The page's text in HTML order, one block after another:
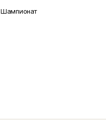
Шампионат